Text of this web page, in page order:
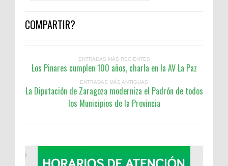
COMPARTIR?
ENTRADAS MÁS RECIENTES
Los Pinares cumplen 100 años, charla en la AV La Paz
ENTRADAS MÁS ANTIGUAS
La Diputación de Zaragoza moderniza el Padrón de todos
los Municipios de la Provincia